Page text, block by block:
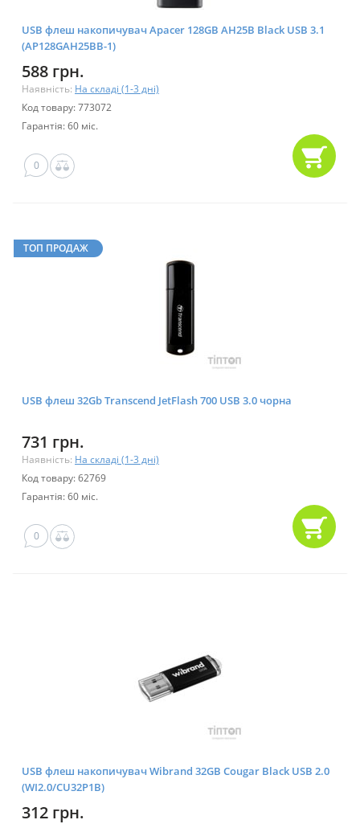
USB флеш накопичувач Apacer 128GB AH25B Black USB 3.1
(AP128GAH25BB-1)
588 грн.
Наявність: На складі (1-3 дні)
Код товару: 773072
Гарантія: 60 міс.
0
ТОП ПРОДАЖ
USB флеш 32Gb Transcend JetFlash 700 USB 3.0 чорна
731 грн.
Наявність: На складі (1-3 дні)
Код товару: 62769
Гарантія: 60 міс.
0
USB флеш накопичувач Wibrand 32GB Cougar Black USB 2.0
(WI2.0/CU32P1B)
312 грн.